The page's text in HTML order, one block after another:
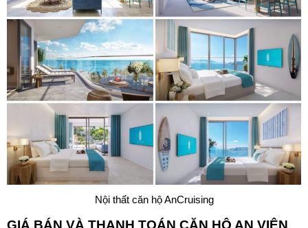
Nội thất căn hộ AnCruising
GIÁ BÁN VÀ THANH TOÁN CĂN HỘ AN VIÊN